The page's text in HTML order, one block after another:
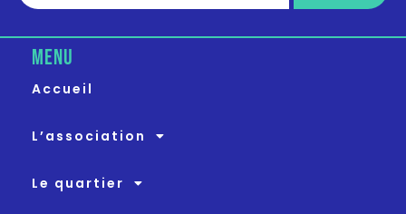
MENU
Accueil
L’association
Le quartier